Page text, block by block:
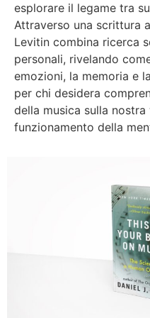
esplorare il legame tra
Attraverso una scrittura
Levitin combina ricerca
personali, rivelando
emozioni, la memoria e
per chi desidera
della musica sulla
funzionamento della